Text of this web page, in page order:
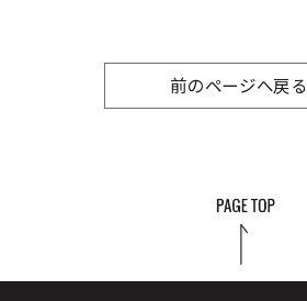
前のページへ戻る